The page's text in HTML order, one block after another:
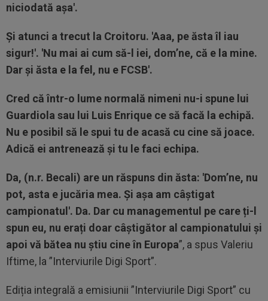
niciodată așa'.
Și atunci a trecut la Croitoru. 'Aaa, pe ăsta îl iau
sigur!'. 'Nu mai ai cum să-l iei, dom’ne, că e la mine.
Dar și ăsta e la fel, nu e FCSB'.
Cred că într-o lume normală nimeni nu-i spune lui
Guardiola sau lui Luis Enrique ce să facă la echipă.
Nu e posibil să le spui tu de acasă cu cine să joace.
Adică ei antrenează și tu le faci echipa.
Da, (n.r. Becali) are un răspuns din ăsta: 'Dom’ne, nu
pot, asta e jucăria mea. Și așa am câștigat
campionatul'. Da. Dar cu managementul pe care ți-l
spun eu, nu erați doar câștigător al campionatului și
apoi vă bătea nu știu cine în Europa”, a spus Valeriu
Iftime, la ”Interviurile Digi Sport”.
Ediția integrală a emisiunii ”Interviurile Digi Sport” cu